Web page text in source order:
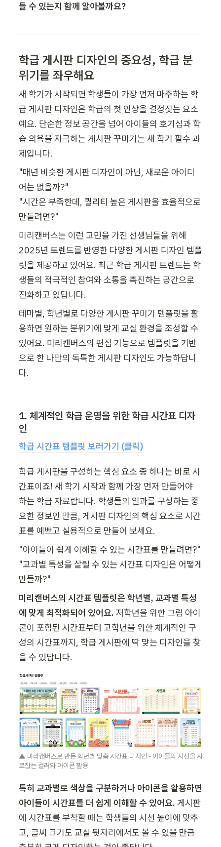
들 수 있는지 함께 알아볼까요?
학급 게시판 디자인의 중요성, 학급 분
위기를 좌우해요
새 학기가 시작되면 학생들이 가장 먼저 마주하는 학
급 게시판 디자인은 학급의 첫 인상을 결정짓는 요소
예요. 단순한 정보 공간을 넘어 아이들의 호기심과 학
습 의욕을 자극하는 게시판 꾸미기는 새 학기 필수 과
제입니다.
"매년 비슷한 게시판 디자인이 아닌, 새로운 아이디
어는 없을까?"
"시간은 부족한데, 퀄리티 높은 게시판을 효율적으로
만들려면?"
미리캔버스는 이런 고민을 가진 선생님들을 위해
2025년 트렌드를 반영한 다양한 게시판 디자인 템플
릿을 제공하고 있어요. 최근 학급 게시판 트렌드는 학
생들의 적극적인 참여와 소통을 촉진하는 공간으로
진화하고 있답니다.
테마별, 학년별로 다양한 게시판 꾸미기 템플릿을 활
용하면 원하는 분위기에 맞게 교실 환경을 조성할 수
있어요. 미리캔버스의 편집 기능으로 템플릿을 기반
으로 한 나만의 독특한 게시판 디자인도 가능하답니
다.
1. 체계적인 학급 운영을 위한 학급 시간표 디자
인
학급 시간표 템플릿 보러가기 (클릭)
학급 게시판을 구성하는 핵심 요소 중 하나는 바로 시
간표이죠! 새 학기 시작과 함께 가장 먼저 만들어야
하는 학급 자료랍니다. 학생들의 일과를 구성하는 중
요한 정보인 만큼, 게시판 디자인의 핵심 요소로 시간
표를 예쁘고 실용적으로 만들어 보세요.
"아이들이 쉽게 이해할 수 있는 시간표를 만들려면?"
"교과별 특성을 살릴 수 있는 시간표 디자인은 어떻게
만들까?"
미리캔버스의 시간표 템플릿은 학년별, 교과별 특성
에 맞게 최적화되어 있어요. 저학년을 위한 그림 아이
콘이 포함된 시간표부터 고학년을 위한 체계적인 구
성의 시간표까지, 학급 게시판에 딱 맞는 디자인을 찾
을 수 있답니다.
▲ 미리캔버스로 만든 학년별 맞춤 시간표 디자인 - 아이들의 시선을 사
로잡는 컬러와 아이콘 활용
특히 교과별로 색상을 구분하거나 아이콘을 활용하면
아이들이 시간표를 더 쉽게 이해할 수 있어요. 게시판
에 시간표를 부착할 때는 학생들의 시선 높이에 맞추
고, 글씨 크기도 교실 뒷자리에서도 볼 수 있을 만큼